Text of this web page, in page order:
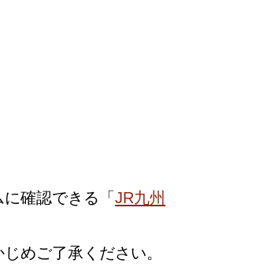
確認できる「JR九州
めご了承ください。